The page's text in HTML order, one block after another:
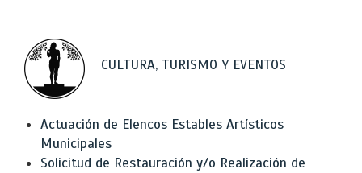
CULTURA, TURISMO Y EVENTOS
Actuación de Elencos Estables Artísticos
Municipales
Solicitud de Restauración y/o Realización de